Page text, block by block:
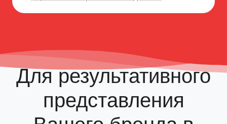
Для результативного
представления